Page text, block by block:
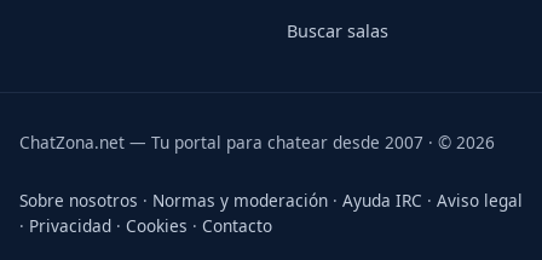
Buscar salas
ChatZona.net — Tu portal para chatear desde 2007 · © 2026
Sobre nosotros · Normas y moderación · Ayuda IRC · Aviso legal
· Privacidad · Cookies · Contacto